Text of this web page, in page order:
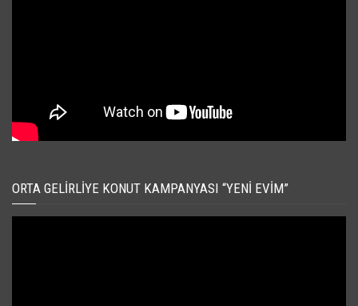
ORTA GELIRLIYE KONUT KAMPANYASI “YENI EVIM”